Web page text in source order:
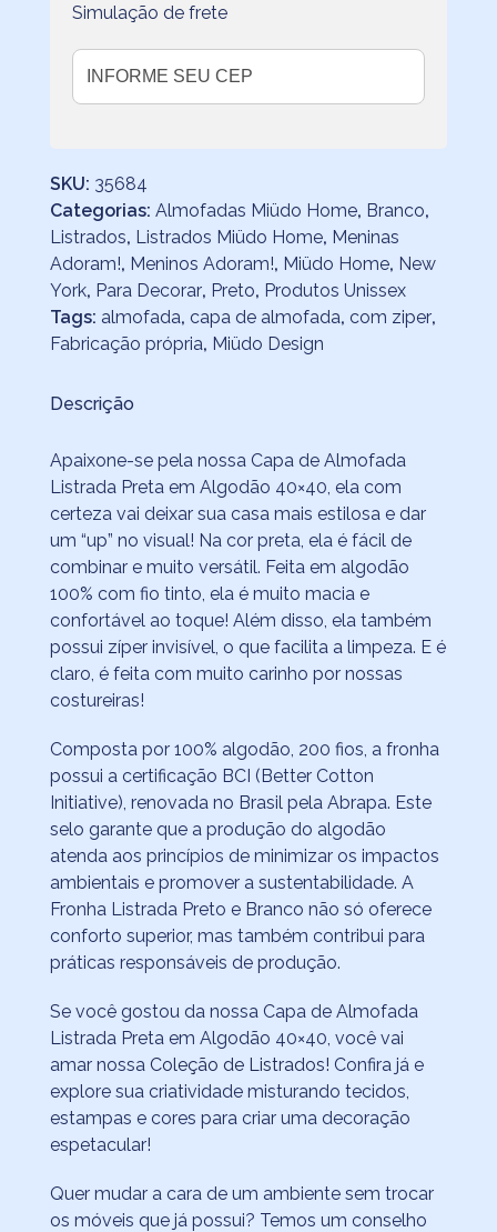
Simulação de frete
SKU: 35684
Categorias: Almofadas Miüdo Home, Branco,
Listrados, Listrados Miüdo Home, Meninas
Adoram!, Meninos Adoram!, Miüdo Home, New
York, Para Decorar, Preto, Produtos Unissex
Tags: almofada, capa de almofada, com ziper,
Fabricação própria, Miüdo Design
Descrição
Apaixone-se pela nossa Capa de Almofada
Listrada Preta em Algodão 40×40, ela com
certeza vai deixar sua casa mais estilosa e dar
um “up” no visual! Na cor preta, ela é fácil de
combinar e muito versátil. Feita em algodão
100% com fio tinto, ela é muito macia e
confortável ao toque! Além disso, ela também
possui zíper invisível, o que facilita a limpeza. E é
claro, é feita com muito carinho por nossas
costureiras!
Composta por 100% algodão, 200 fios, a fronha
possui a certificação BCI (Better Cotton
Initiative), renovada no Brasil pela Abrapa. Este
selo garante que a produção do algodão
atenda aos princípios de minimizar os impactos
ambientais e promover a sustentabilidade. A
Fronha Listrada Preto e Branco não só oferece
conforto superior, mas também contribui para
práticas responsáveis ​​de produção.
Se você gostou da nossa Capa de Almofada
Listrada Preta em Algodão 40×40, você vai
amar nossa Coleção de Listrados! Confira já e
explore sua criatividade misturando tecidos,
estampas e cores para criar uma decoração
espetacular!
Quer mudar a cara de um ambiente sem trocar
os móveis que já possui? Temos um conselho